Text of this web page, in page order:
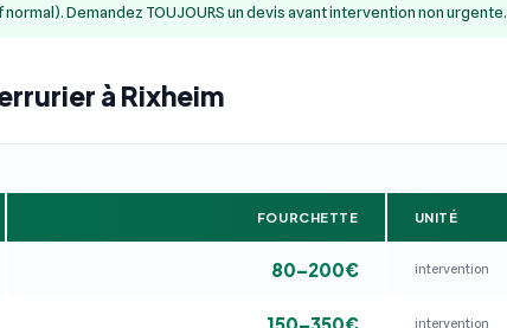
Demandez TOUJOURS un devis avant intervention non urgente.
à Rixheim
FOURCHETTE UNITÉ
80–200€ intervention
intervention